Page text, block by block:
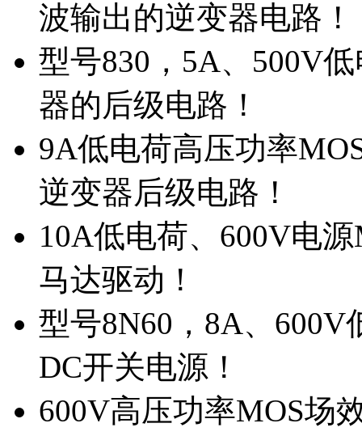
波输出的逆变器电路！
型号830，5A、500V
器的后级电路！
9A低电荷高压功率
逆变器后级电路！
10A低电荷、600V电
马达驱动！
型号8N60，8A、
DC开关电源！
600V高压功率MOS场